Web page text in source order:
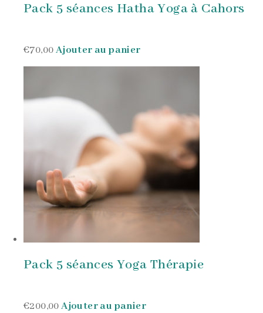
Pack 5 séances Hatha Yoga à Cahors
€70,00Ajouter au panier
Pack 5 séances Yoga Thérapie
€200,00Ajouter au panier